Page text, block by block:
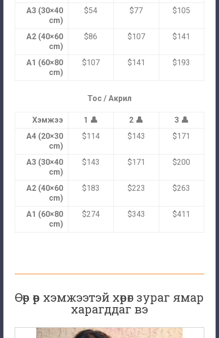
A3 (30×40
cm)
$54 $77 $105
A2 (40×60
cm)
$86 $107 $141
A1 (60×80
cm)
$107 $141 $193
Тос / Акрил
Хэмжээ 1 👤 2 👤
3 👤
A4 (20×30
cm)
$114 $143 $171
A3 (30×40
cm)
$143 $171 $200
A2 (40×60
cm)
$183 $223 $263
A1 (60×80
cm)
$274 $343 $411
Өөр өөр хэмжээтэй хөрөг зураг ямар
харагддаг вэ